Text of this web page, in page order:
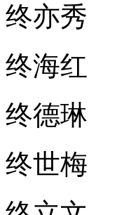
终亦秀
终海红
终德琳
终世梅